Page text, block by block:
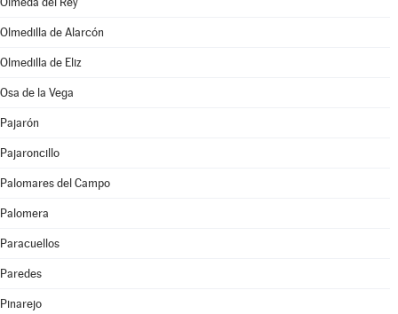
Olmedilla de Alarcón
Olmedilla de Eliz
Osa de la Vega
Pajarón
Pajaroncillo
Palomares del Campo
Palomera
Paracuellos
Paredes
Pinarejo